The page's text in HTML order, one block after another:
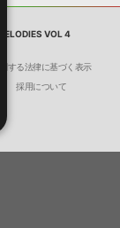
VOL 4
する法律に基づく表示
採用について